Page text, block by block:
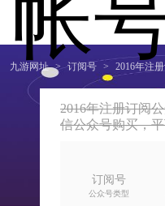
帐
九游网址 > 订阅号 >
2016年注册订阅
信公众号购买，
订阅号
公众号类型